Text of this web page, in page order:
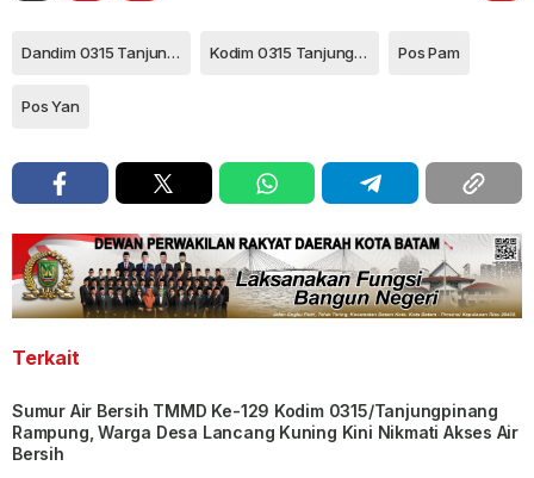
Dandim 0315 Tanjungpinang Kodim 0315 Tanjungpinang Pos Pam
Pos Yan
Terkait
Sumur Air Bersih TMMD Ke-129 Kodim 0315/Tanjungpinang
Rampung, Warga Desa Lancang Kuning Kini Nikmati Akses Air
Bersih